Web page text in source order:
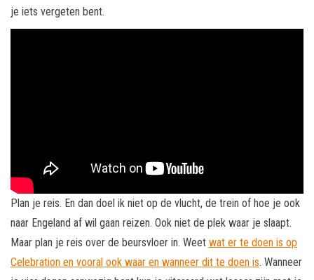
je iets vergeten bent.
Plan je reis. En dan doel ik niet op de vlucht, de trein of hoe je ook
naar Engeland af wil gaan reizen. Ook niet de plek waar je slaapt.
Maar plan je reis over de beursvloer in. Weet wat er te doen is op
Celebration en vooral ook waar en wanneer dit te doen is. Wanneer